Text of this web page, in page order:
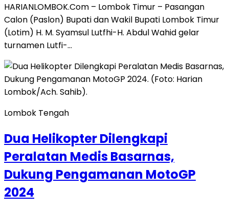
HARIANLOMBOK.Com – Lombok Timur – Pasangan
Calon (Paslon) Bupati dan Wakil Bupati Lombok Timur
(Lotim) H. M. Syamsul Lutfhi-H. Abdul Wahid gelar
turnamen Lutfi-…
Lombok Tengah
Dua Helikopter Dilengkapi
Peralatan Medis Basarnas,
Dukung Pengamanan MotoGP
2024